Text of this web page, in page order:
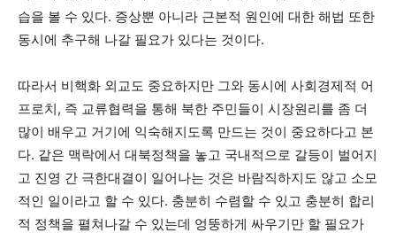
습을 볼 수 있다. 증상뿐 아니라 근본적 원인에 대한 해법 또한
동시에 추구해 나갈 필요가 있다는 것이다.
따라서 비핵화 외교도 중요하지만 그와 동시에 사회경제적 어
프로치, 즉 교류협력을 통해 북한 주민들이 시장원리를 좀 더
많이 배우고 거기에 익숙해지도록 만드는 것이 중요하다고 본
다. 같은 맥락에서 대북정책을 놓고 국내적으로 갈등이 벌어지
고 진영 간 극한대결이 일어나는 것은 바람직하지도 않고 소모
적인 일이라고 할 수 있다. 충분히 수렴할 수 있고 충분히 합리
적 정책을 펼쳐나갈 수 있는데 엉뚱하게 싸우기만 할 필요가